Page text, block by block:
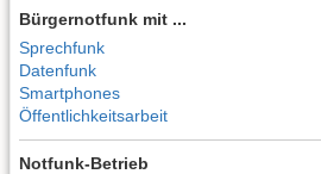
Bürgernotfunk mit ...
Sprechfunk
Datenfunk
Smartphones
Öffentlichkeitsarbeit
Notfunk-Betrieb